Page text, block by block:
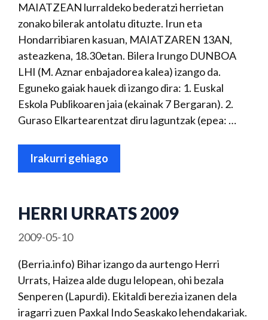
MAIATZEAN lurraldeko bederatzi herrietan
zonako bilerak antolatu dituzte. Irun eta
Hondarribiaren kasuan, MAIATZAREN 13AN,
asteazkena, 18.30etan. Bilera Irungo DUNBOA
LHI (M. Aznar enbajadorea kalea) izango da.
Eguneko gaiak hauek di izango dira: 1. Euskal
Eskola Publikoaren jaia (ekainak 7 Bergaran). 2.
Guraso Elkartearentzat diru laguntzak (epea: …
Irakurri gehiago
HERRI URRATS 2009
2009-05-10
(Berria.info) Bihar izango da aurtengo Herri
Urrats, Haizea alde dugu lelopean, ohi bezala
Senperen (Lapurdi). Ekitaldi berezia izanen dela
iragarri zuen Paxkal Indo Seaskako lehendakariak.